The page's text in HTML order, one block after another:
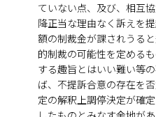
ていない点、及び、相互
降正当な理由なく訴えを
額の制裁金が課されうる
的制裁の可能性を定める
する趣旨とはいい難い等
ば、不提訴合意の存在を
定の解釈上調停決定が確